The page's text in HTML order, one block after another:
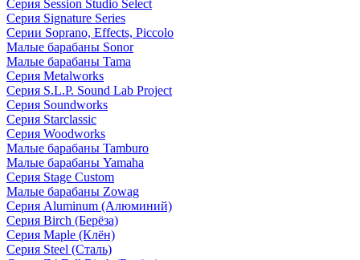
Серия Session Studio Select
Серия Signature Series
Серии Soprano, Effects, Piccolo
Малые барабаны Sonor
Малые барабаны Tama
Серия Metalworks
Серия S.L.P. Sound Lab Project
Серия Soundworks
Серия Starclassic
Серия Woodworks
Малые барабаны Tamburo
Малые барабаны Yamaha
Серия Stage Custom
Малые барабаны Zowag
Серия Aluminum (Алюминий)
Серия Birch (Берёза)
Серия Maple (Клён)
Серия Steel (Сталь)